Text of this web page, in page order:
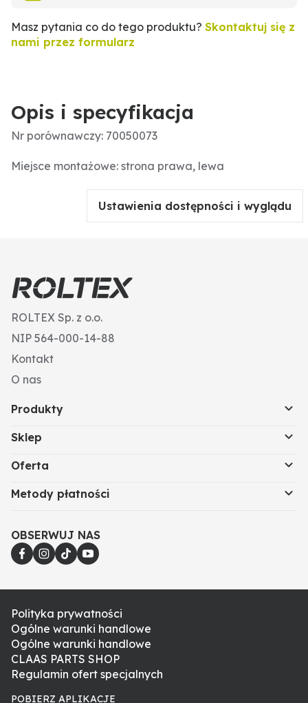
Masz pytania co do tego produktu? Skontaktuj się z
nami przez formularz
Opis i specyfikacja
Nr porównawczy: 70050073
Miejsce montażowe: strona prawa, lewa
Ustawienia dostępności i wyglądu
ROLTEX Sp. z o.o.
NIP 564-000-14-88
Kontakt
O nas
Produkty
Sklep
Oferta
Metody płatności
OBSERWUJ NAS
Polityka prywatności
Ogólne warunki handlowe
Ogólne warunki handlowe
CLAAS PARTS SHOP
Regulamin ofert specjalnych
POBIERZ APLIKACJE